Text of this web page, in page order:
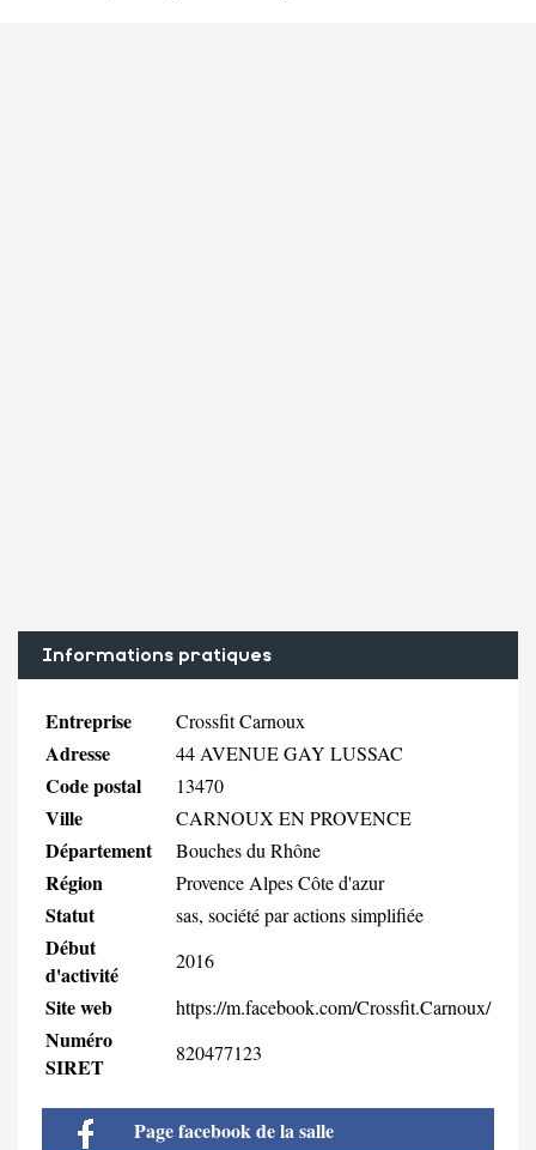
Informations pratiques
Entreprise Crossfit Carnoux
Adresse 44 AVENUE GAY LUSSAC
Code postal 13470
Ville CARNOUX EN PROVENCE
Département Bouches du Rhône
Région Provence Alpes Côte d'azur
Statut sas, société par actions simplifiée
Début
d'activité
2016
Site web https://m.facebook.com/Crossfit.Carnoux/
Numéro
SIRET
820477123
Page facebook de la salle